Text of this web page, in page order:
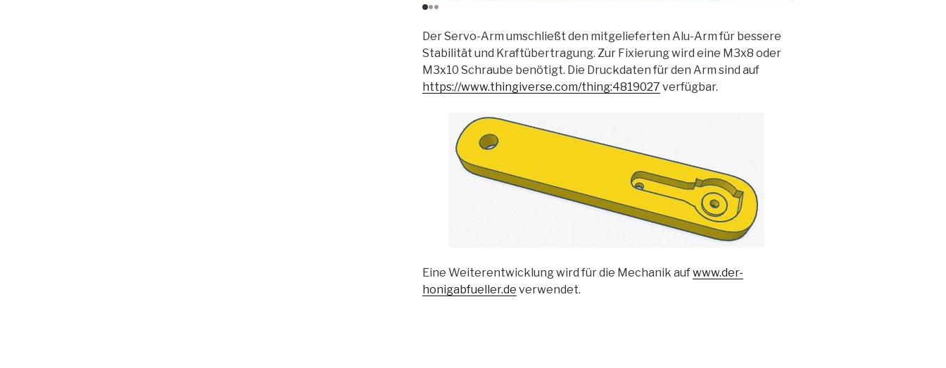
Der Servo-Arm umschließt den mitgelieferten Alu-Arm für bessere
Stabilität und Kraftübertragung. Zur Fixierung wird eine M3x8 oder
M3x10 Schraube benötigt. Die Druckdaten für den Arm sind auf
https://www.thingiverse.com/thing:4819027 verfügbar.
Eine Weiterentwicklung wird für die Mechanik aufwww.der-
honigabfueller.de verwendet.